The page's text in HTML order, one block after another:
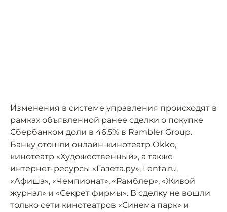
Изменения в системе управления происходят в
рамках объявленной ранее сделки о покупке
Сбербанком доли в 46,5% в Rambler Group.
Банку отошли онлайн-кинотеатр Оkkо,
кинотеатр «Художественный», а также
интернет-ресурсы «Газета.ру», Lenta.ru,
«Афиша», «Чемпионат», «Рамблер», «Живой
журнал» и «Секрет фирмы». В сделку не вошли
только сети кинотеатров «Синема парк» и